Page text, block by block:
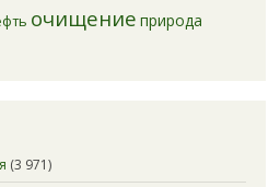
очищение природа
(3 971)